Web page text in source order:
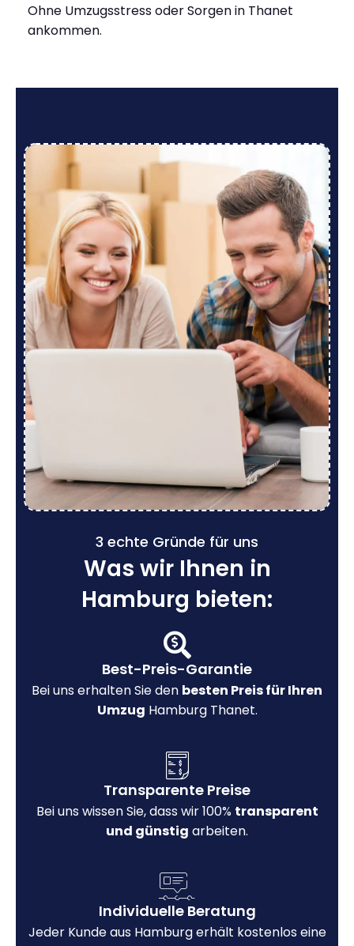
Ohne Umzugsstress oder Sorgen in Thanet
ankommen.
3 echte Gründe für uns
Was wir Ihnen in
Hamburg bieten:
Best-Preis-Garantie
Bei uns erhalten Sie den besten Preis für Ihren
Umzug Hamburg Thanet.
Transparente Preise
Bei uns wissen Sie, dass wir 100% transparent
und günstig arbeiten.
Individuelle Beratung
Jeder Kunde aus Hamburg erhält kostenlos eine